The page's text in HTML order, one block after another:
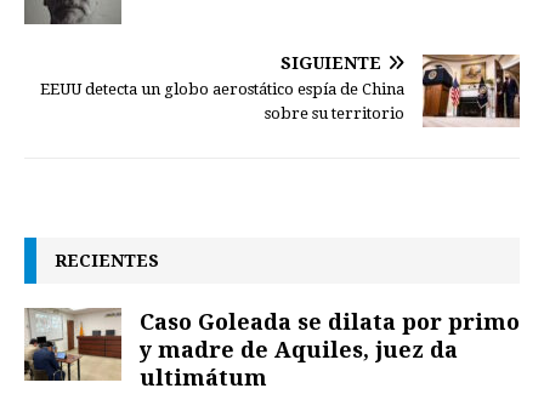
SIGUIENTE
EEUU detecta un globo aerostático espía de China
sobre su territorio
RECIENTES
Caso Goleada se dilata por primo
y madre de Aquiles, juez da
ultimátum